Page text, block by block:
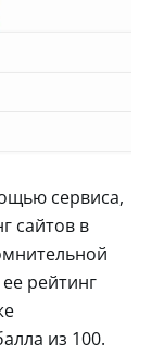
сервиса,
сайтов в
рейтинг
из 100.